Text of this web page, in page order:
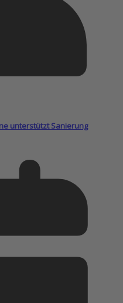
unterstützt Sanierung